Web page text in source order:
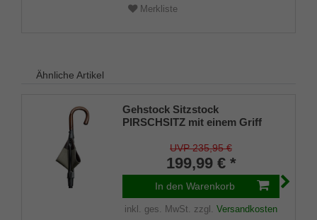
Merkliste
Ähnliche Artikel
Gehstock Sitzstock
PIRSCHSITZ mit einem Griff
Kastanienholz,Sitzfläche aus
englischem Sattler- Rindsleder
mit Segeltuch unterlegt, Stock
aus eloxiertem Leichtmetall,
höhenverstellbar.
UVP 235,95 €
199,99 € *
In den Warenkorb
inkl. ges. MwSt. zzgl. Versandkosten